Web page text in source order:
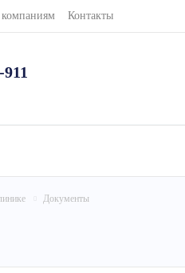
Контакты
Документы